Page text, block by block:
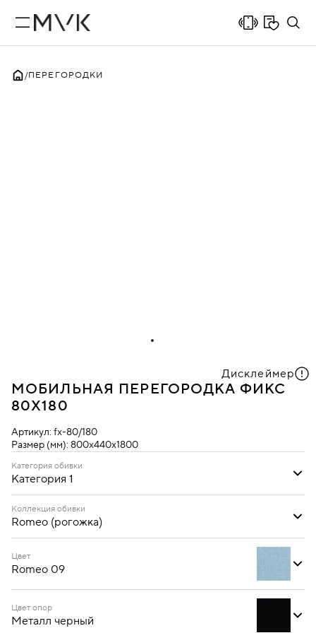
ПЕРЕГОРОДКИ
Дисклеймер
МОБИЛЬНАЯ ПЕРЕГОРОДКА ФИКС
80Х180
Артикул: fx-80/180
Размер (мм): 800х440х1800
Категория обивки
Категория 1
Коллекция обивки
Romeo (рогожка)
Цвет
Romeo 09
Цвет опор
Металл черный